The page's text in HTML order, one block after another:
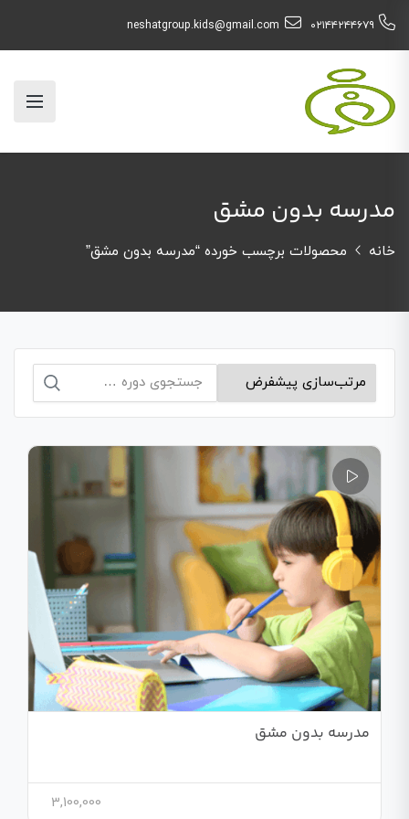
۰۲۱۴۴۲۴۴۶۷۹ neshatgroup.kids@gmail.com
مدرسه بدون مشق
خانه محصولات برچسب خورده “مدرسه بدون مشق”
جستجو
مدرسه بدون مشق
3,100,000